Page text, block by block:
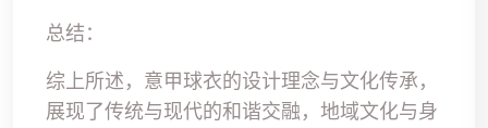
总结：
综上所述，意甲球衣的设计理念与文化传承，
展现了传统与现代的和谐交融，地域文化与身